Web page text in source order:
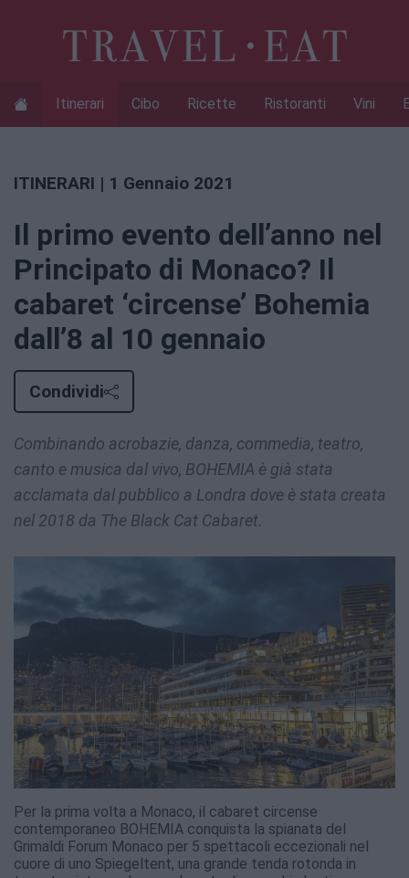
Itinerari Cibo Ricette Ristoranti Vini
ITINERARI | 1 Gennaio 2021
Il primo evento dell’anno nel
Principato di Monaco? Il
cabaret ‘circense’ Bohemia
dall’8 al 10 gennaio
Condividi
Combinando acrobazie, danza, commedia, teatro,
canto e musica dal vivo, BOHEMIA è già stata
acclamata dal pubblico a Londra dove è stata creata
nel 2018 da The Black Cat Cabaret.
Per la prima volta a Monaco, il cabaret circense
contemporaneo BOHEMIA conquista la spianata del
Grimaldi Forum Monaco per 5 spettacoli eccezionali nel
cuore di uno Spiegeltent, una grande tenda rotonda in